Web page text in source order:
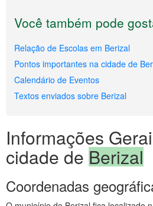
Você também pode
Relação de Escolas em Berizal
Pontos importantes na cidade de
Calendário de Eventos
Textos enviados sobre Berizal
Informações
cidade de Berizal
Coordenadas